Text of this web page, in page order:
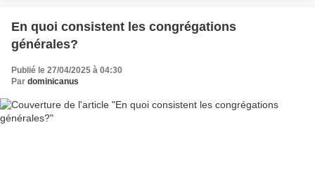
En quoi consistent les congrégations
générales?
Publié le 27/04/2025 à 04:30
Par dominicanus